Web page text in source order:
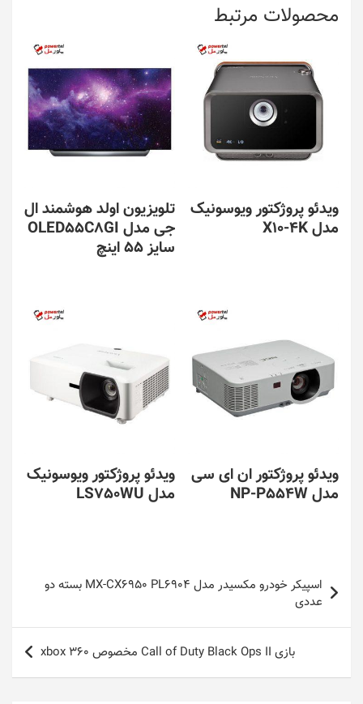
محصولات مرتبط
ویدئو پروژکتور ویوسونیک
مدل X10-4K
تلویزیون اولد هوشمند ال
جی مدل OLED55C8GI
سایز 55 اینچ
ویدئو پروژکتور ان ای سی
مدل NP-P554W
ویدئو پروژکتور ویوسونیک
مدل LS750WU
راهبری
نوشته
اسپیکر خودرو مکسیدر مدل MX-CX6950 PL6904 بسته دو
عددی
بازی Call of Duty Black Ops II مخصوص xbox 360